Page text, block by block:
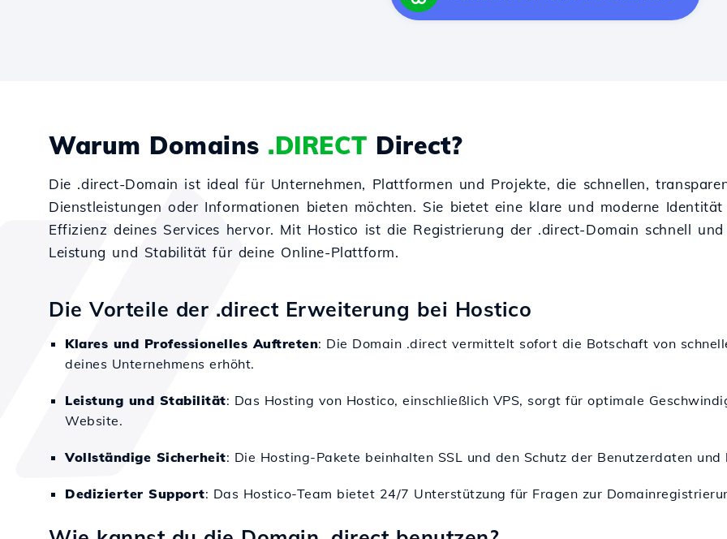
Warum Domains .DIRECT Direct?
Die .direct-Domain ist ideal für Unternehmen, Plattformen und Projekte, die schnellen,
Dienstleistungen oder Informationen bieten möchten. Sie bietet eine klare und moderne
Effizienz deines Services hervor. Mit Hostico ist die Registrierung der .direct-Domain schnell
Leistung und Stabilität für deine Online-Plattform.
Die Vorteile der .direct Erweiterung bei Hostico
Klares und Professionelles Auftreten: Die Domain .direct vermittelt sofort die Botschaft von
deines Unternehmens erhöht.
Leistung und Stabilität: Das Hosting von Hostico, einschließlich VPS, sorgt für optimale
Website.
Vollständige Sicherheit: Die Hosting-Pakete beinhalten SSL und den Schutz der Benutzerdaten
Dedizierter Support: Das Hostico-Team bietet 24/7 Unterstützung für Fragen zur